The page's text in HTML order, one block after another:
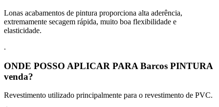
Lonas acabamentos de pintura proporciona alta aderência,
extremamente secagem rápida, muito boa flexibilidade e
elasticidade.
.
ONDE POSSO APLICAR PARA Barcos PINTURA
venda?
Revestimento utilizado principalmente para o revestimento de PVC.